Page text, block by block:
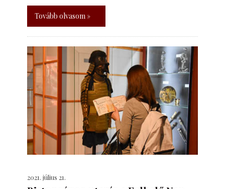
Tovább olvasom »
2021. július 21.